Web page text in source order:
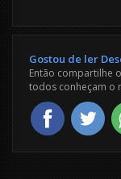
Gostou de ler
Então compartilhe
todos conheçam o